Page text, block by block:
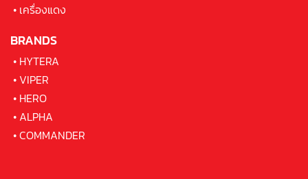
• เครื่องแดง
BRANDS
• HYTERA
• VIPER
• HERO
• ALPHA
•COMMANDER